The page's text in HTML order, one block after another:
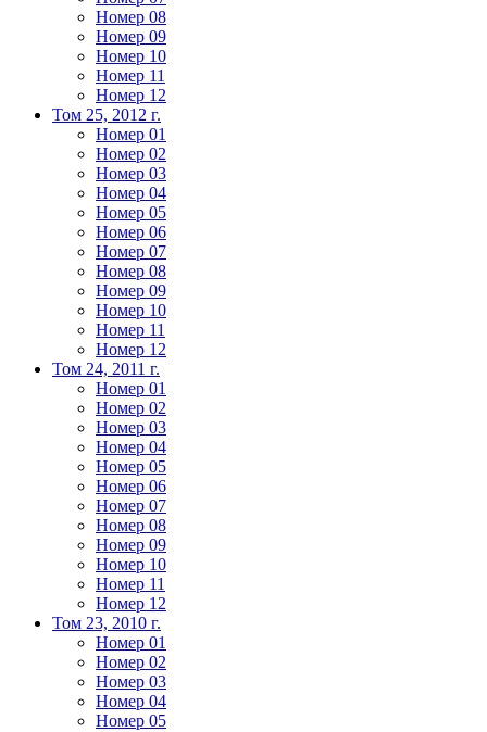
Номер 08
Номер 09
Номер 10
Номер 11
Номер 12
Том 25, 2012 г.
Номер 01
Номер 02
Номер 03
Номер 04
Номер 05
Номер 06
Номер 07
Номер 08
Номер 09
Номер 10
Номер 11
Номер 12
Том 24, 2011 г.
Номер 01
Номер 02
Номер 03
Номер 04
Номер 05
Номер 06
Номер 07
Номер 08
Номер 09
Номер 10
Номер 11
Номер 12
Том 23, 2010 г.
Номер 01
Номер 02
Номер 03
Номер 04
Номер 05